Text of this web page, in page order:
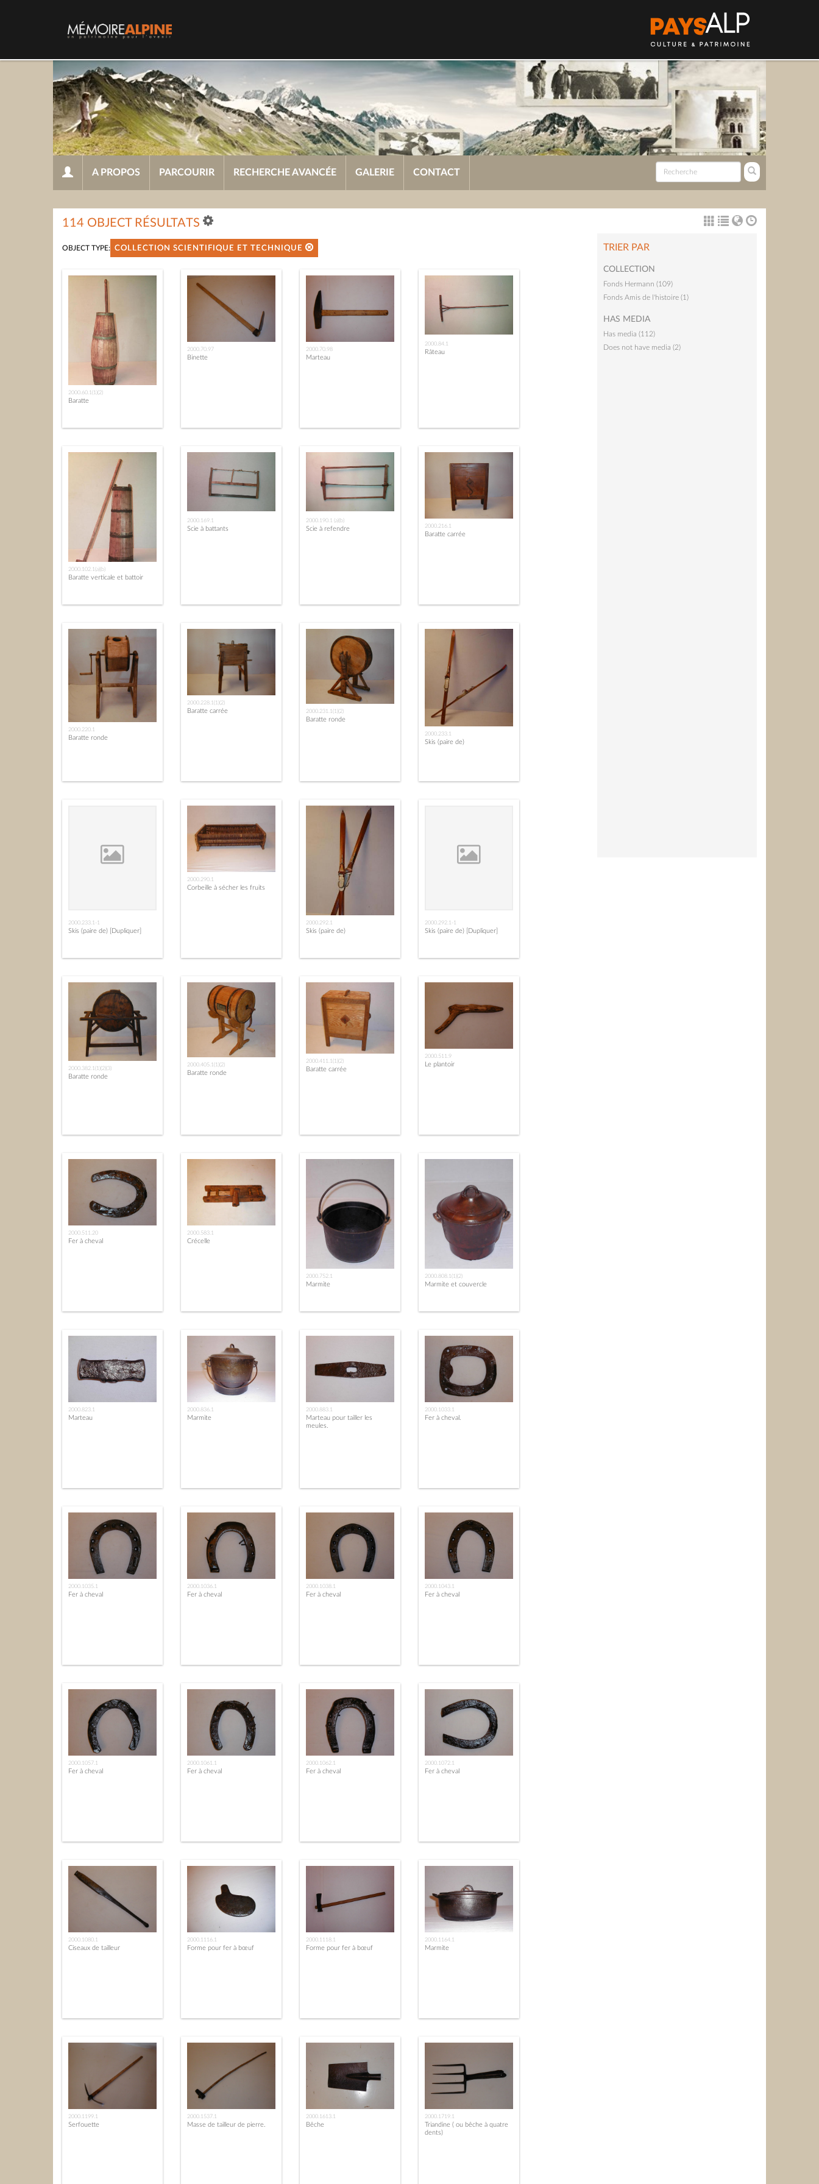
A PROPOS PARCOURIR RECHERCHE AVANCÉE GALERIE CONTACT
114 OBJECT RÉSULTATS
OBJECT TYPE: COLLECTION SCIENTIFIQUE ET TECHNIQUE
2000.60.1(1)(2)
Baratte
2000.70.97
Binette
2000.70.98
Marteau
2000.84.1
Râteau
2000.102.1(a)(b)
Baratte verticale et battoir
2000.169.1
Scie à battants
2000.190.1 (a)(b)
Scie à refendre 2000.216.1
Baratte carrée
2000.220.1
Baratte ronde
2000.228.1(1)(2)
Baratte carrée 2000.231.1(1)(2)
Baratte ronde
2000.233.1
Skis (paire de)
2000.233.1-1
Skis (paire de) [Dupliquer]
2000.290.1
Corbeille à sécher les fruits
2000.292.1
Skis (paire de)
2000.292.1-1
Skis (paire de) [Dupliquer]
2000.382.1(1)(2)(3)
Baratte ronde
2000.405.1(1)(2)
Baratte ronde
2000.411.1(1)(2)
Baratte carrée
2000.511.9
Le plantoir
2000.511.20
Fer à cheval
2000.583.1
Crécelle
2000.752.1
Marmite
2000.808.1(1)(2)
Marmite et couvercle
2000.823.1
Marteau
2000.836.1
Marmite
2000.883.1
Marteau pour tailler les
meules.
2000.1033.1
Fer à cheval.
2000.1035.1
Fer à cheval
2000.1036.1
Fer à cheval
2000.1038.1
Fer à cheval
2000.1043.1
Fer à cheval
2000.1057.1
Fer à cheval
2000.1061.1
Fer à cheval
2000.1062.1
Fer à cheval
2000.1072.1
Fer à cheval
2000.1080.1
Ciseaux de tailleur
2000.1116.1
Forme pour fer à bœuf
2000.1118.1
Forme pour fer à bœuf
2000.1164.1
Marmite
2000.1199.1
Serfouette
2000.1537.1
Masse de tailleur de pierre.
2000.1613.1
Bêche
2000.1719.1
Triandine ( ou bêche à quatre
dents)
TRIER PAR
COLLECTION
Fonds Hermann (109)
Fonds Amis de l'histoire (1)
HAS MEDIA
Has media (112)
Does not have media (2)